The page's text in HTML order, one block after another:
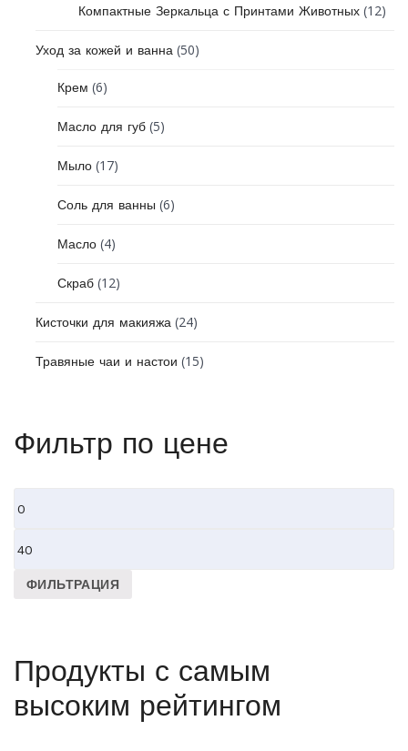
Компактные Зеркальца с Принтами Животных (12)
Уход за кожей и ванна (50)
Крем (6)
Масло для губ (5)
Мыло (17)
Соль для ванны (6)
Масло (4)
Скраб (12)
Кисточки для макияжа (24)
Травяные чаи и настои (15)
Фильтр по цене
Минимальная
Максимальная
цена
ФИЛЬТРАЦИЯ
Продукты с самым
высоким рейтингом